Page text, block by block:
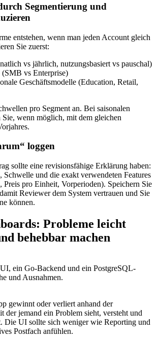
Segmentierung und
entstehen, wenn man jeden Account gleich
Sie zuerst:
vs jährlich, nutzungsbasiert vs pauschal)
vs Enterprise)
Geschäftsmodelle (Education, Retail,
pro Segment an. Bei saisonalen
wenn möglich, mit dem gleichen
loggen
sollte eine revisionsfähige Erklärung haben:
und die exakt verwendeten Features
Preis pro Einheit, Vorperioden). Speichern Sie
Reviewer dem System vertrauen und Sie
können.
Probleme leicht
behebbar machen
ein Go-Backend und ein PostgreSQL-
und Ausnahmen.
gewinnt oder verliert anhand der
der jemand ein Problem sieht, versteht und
Die UI sollte sich weniger wie Reporting und
Postfach anfühlen.